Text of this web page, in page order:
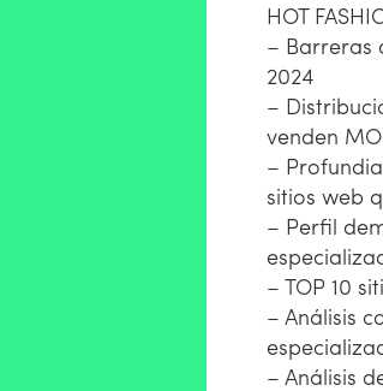
HOT
– Barreras
2024
–
venden
–
sitios web
– Perfil
– TOP 10
– Análisis
– Análisis